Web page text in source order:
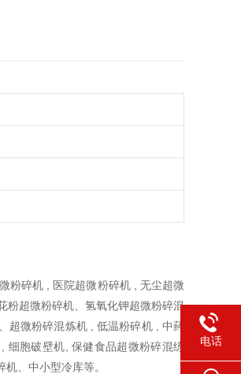
粉碎机 , 医院超微粉碎机 , 无尘超微
粉超微粉碎机、氢氧化钾超微粉碎混
超微粉碎混炼机 , 低温粉碎机 , 中药
胞破壁机, 保健食品超微粉碎混练
、中小型冷库等。
电话